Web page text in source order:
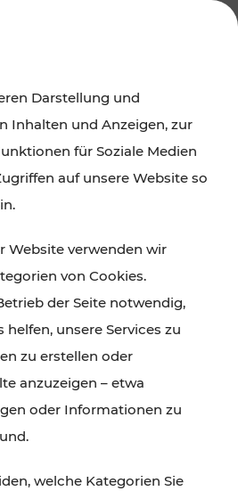
zu Fahrplanänderungen,
Darstellung und
Inhalten und Anzeigen, zur
für Soziale Medien
auf unsere Website so
Website verwenden wir
von Cookies.
der Seite notwendig,
unsere Services zu
zu erstellen oder
anzuzeigen – etwa
oder Informationen zu
welche Kategorien Sie